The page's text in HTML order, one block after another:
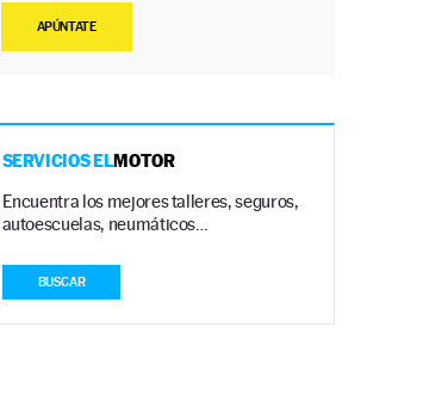
APÚNTATE
SERVICIOS ELMOTOR
Encuentra los mejores talleres, seguros,
autoescuelas, neumáticos…
BUSCAR